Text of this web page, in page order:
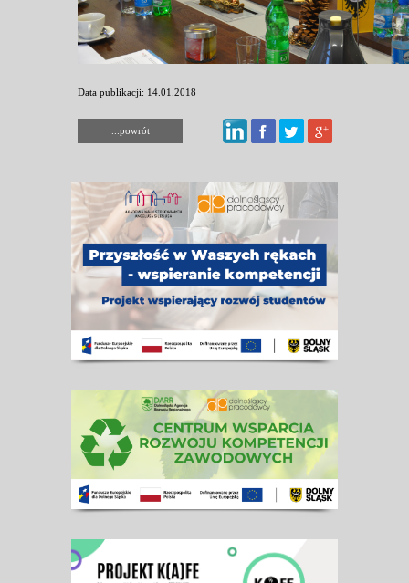
Data publikacji: 14.01.2018
...powrót